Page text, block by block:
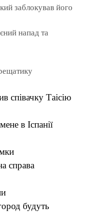
заблокував його
напад та
співачку Таісію
в Іспанії
справа
будуть